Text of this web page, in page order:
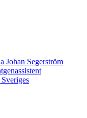
Johan Segerström
Sveriges